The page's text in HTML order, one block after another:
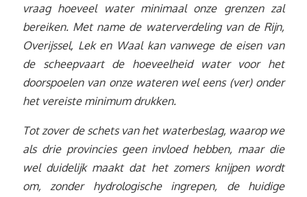
vraag hoeveel water minimaal onze grenzen zal
bereiken. Met name de waterverdeling van de Rijn,
Overijssel, Lek en Waal kan vanwege de eisen van
de scheepvaart de hoeveelheid water voor het
doorspoelen van onze wateren wel eens (ver) onder
het vereiste minimum drukken.
Tot zover de schets van het waterbeslag, waarop we
als drie provincies geen invloed hebben, maar die
wel duidelijk maakt dat het zomers knijpen wordt
om, zonder hydrologische ingrepen, de huidige